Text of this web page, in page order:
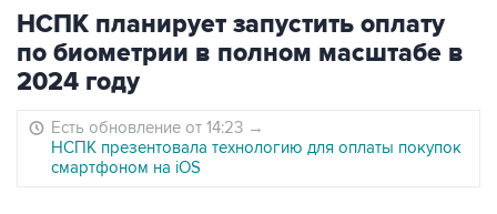
НСПК планирует запустить оплату
по биометрии в полном масштабе в
2024 году
Есть обновление от 14:23 →
НСПК презентовала технологию для оплаты покупок
смартфоном на iOS